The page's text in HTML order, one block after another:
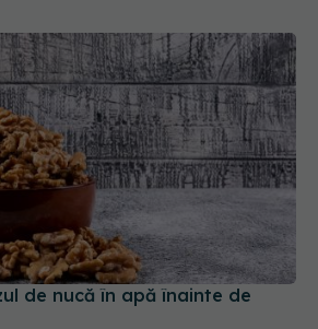
de nucă în apă înainte de